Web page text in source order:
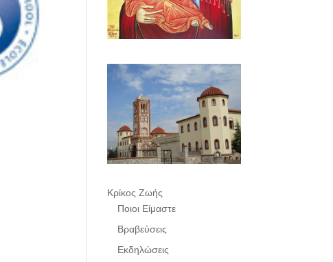
Κρίκος Ζωής
Ποιοι Είμαστε
Βραβεύσεις
Εκδηλώσεις